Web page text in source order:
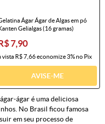
Ágar Ágar de Algas em pó
Gelialgas (16 gramas)
7,90
vista R$ 7,66economize3%no Pix
AVISE-ME
ágar-ágaré uma deliciosa
No Brasil ficou famosa
em seu processo de